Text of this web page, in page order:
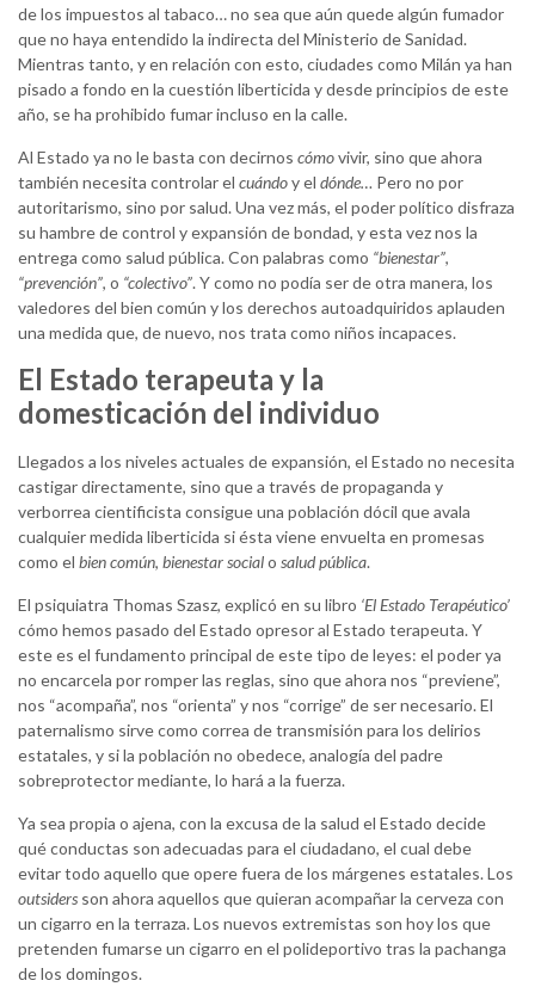
de los impuestos al tabaco… no sea que aún quede algún fumador
que no haya entendido la indirecta del Ministerio de Sanidad.
Mientras tanto, y en relación con esto, ciudades como Milán ya han
pisado a fondo en la cuestión liberticida y desde principios de este
año, se ha prohibido fumar incluso en la calle.
Al Estado ya no le basta con decirnos cómovivir, sino que ahora
también necesita controlar el cuándoy el dónde… Pero no por
autoritarismo, sino por salud. Una vez más, el poder político disfraza
su hambre de control y expansión de bondad, y esta vez nos la
entrega como salud pública. Con palabras como “bienestar”,
“prevención”, o “colectivo”. Y como no podía ser de otra manera, los
valedores del bien común y los derechos autoadquiridos aplauden
una medida que, de nuevo, nos trata como niños incapaces.
El Estado terapeuta y la
domesticación del individuo
Llegados a los niveles actuales de expansión, el Estado no necesita
castigar directamente, sino que a través de propaganda y
verborrea cientificista consigue una población dócil que avala
cualquier medida liberticida si ésta viene envuelta en promesas
como el bien común, bienestar socialo salud pública.
El psiquiatra Thomas Szasz, explicó en su libro ‘El Estado Terapéutico’
cómo hemos pasado del Estado opresor al Estado terapeuta. Y
este es el fundamento principal de este tipo de leyes: el poder ya
no encarcela por romper las reglas, sino que ahora nos “previene”,
nos “acompaña”, nos “orienta” y nos “corrige” de ser necesario. El
paternalismo sirve como correa de transmisión para los delirios
estatales, y si la población no obedece, analogía del padre
sobreprotector mediante, lo hará a la fuerza.
Ya sea propia o ajena, con la excusa de la salud el Estado decide
qué conductas son adecuadas para el ciudadano, el cual debe
evitar todo aquello que opere fuera de los márgenes estatales. Los
outsiders son ahora aquellos que quieran acompañar la cerveza con
un cigarro en la terraza. Los nuevos extremistas son hoy los que
pretenden fumarse un cigarro en el polideportivo tras la pachanga
de los domingos.